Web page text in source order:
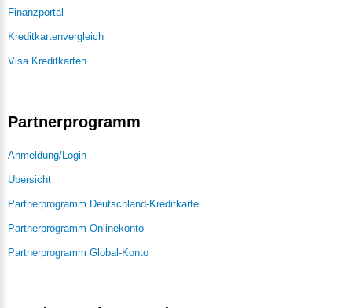
Finanzportal
Kreditkartenvergleich
Visa Kreditkarten
Partnerprogramm
Anmeldung/Login
Übersicht
Partnerprogramm Deutschland-Kreditkarte
Partnerprogramm Onlinekonto
Partnerprogramm Global-Konto